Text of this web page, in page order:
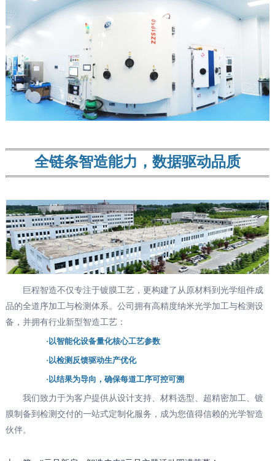
全链条智造能力，数据驱动品质
巨程智造不仅专注于镀膜工艺，更构建了从原材料到光学组件成
品的全道序加工与检测体系。公司拥有高精度纳米光学加工与检测设
备，并拥有行业新型智造工艺：
·以智能化设备量化核心工艺参数
·以检测反馈驱动生产优化
·以结果为导向，确保每道工序可控可溯
我们致力于为客户提供从设计支持、材料选型、超精密加工、镀
膜制备到检测交付的一站式定制化服务，成为您值得信赖的光学智造
伙伴。